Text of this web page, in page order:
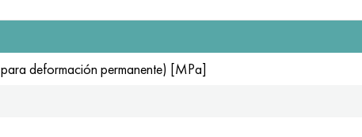
deformación permanente) [MPa]